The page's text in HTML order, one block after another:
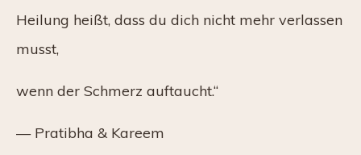
Heilung heißt, dass du dich nicht mehr verlassen
musst,
wenn der Schmerz auftaucht.“
— Pratibha & Kareem